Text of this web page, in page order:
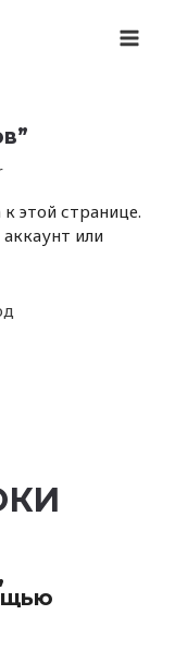
этой странице.
или